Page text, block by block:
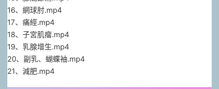
16、網球肘.mp4
17、痛經.mp4
18、子宮肌瘤.mp4
19、乳腺增生.mp4
20、副乳、蝴蝶袖.mp4
21、減肥.mp4